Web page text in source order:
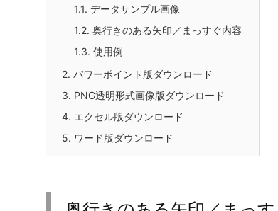
形式、エクセルXLSX形式、ワードDOCX形
奥行きのある直線的な矢印図形の画像素材
的な図解に比べて立体感と重厚感を演出で
要な資料に向いており、図解作成やマニュ
景に合わせて色替えやトリミングを行えば
目次